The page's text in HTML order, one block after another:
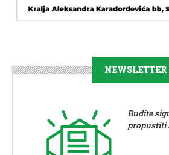
NEWSLETTER
Budite
propustiti